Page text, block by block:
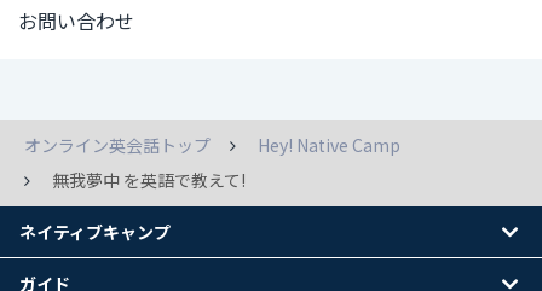
お問い合わせ
オンライン英会話トップ
Hey! Native Camp
無我夢中 を英語で教えて!
ネイティブキャンプ
ガイド